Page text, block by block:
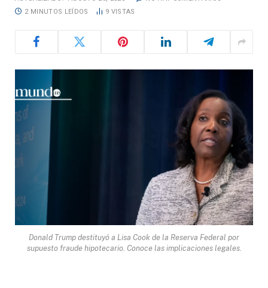
2 MINUTOS LEÍDOS
9 VISTAS
Donald Trump destituyó a Lisa Cook de la Reserva Federal por
supuesto fraude hipotecario. Conoce las implicaciones legales.